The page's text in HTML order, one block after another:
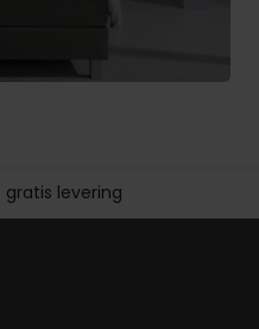
levering
of in 3 termijnen